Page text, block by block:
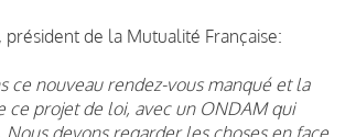
président de la Mutualité Française:
ce nouveau rendez-vous manqué et la
ce projet de loi, avec un ONDAM qui
Nous devons regarder les choses en face